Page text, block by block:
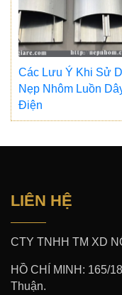
Các Lưu Ý Khi Sử
Nẹp Nhôm Luồn
Điện
LIÊN HỆ
CTY TNHH TM XD
HỒ CHÍ MINH: 165/
Thuận.